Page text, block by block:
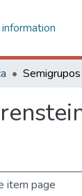
item page